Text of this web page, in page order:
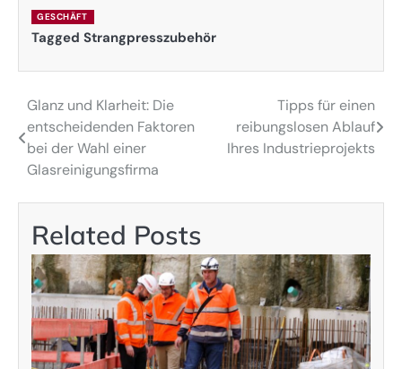
GESCHÄFT
Tagged Strangpresszubehör
Post
navigation
Glanz und Klarheit: Die
entscheidenden Faktoren
bei der Wahl einer
Glasreinigungsfirma
Tipps für einen
reibungslosen Ablauf
Ihres Industrieprojekts
Related Posts